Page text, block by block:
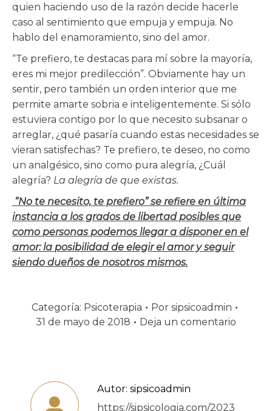
quien haciendo uso de la razón decide hacerle
caso al sentimiento que empuja y empuja. No
hablo del enamoramiento, sino del amor.
“Te prefiero, te destacas para mí sobre la mayoría,
eres mi mejor predilección”. Obviamente hay un
sentir, pero también un orden interior que me
permite amarte sobria e inteligentemente. Si sólo
estuviera contigo por lo que necesito subsanar o
arreglar, ¿qué pasaría cuando estas necesidades se
vieran satisfechas? Te prefiero, te deseo, no como
un analgésico, sino como pura alegría, ¿Cuál
alegría? La alegría de que existas.
“No te necesito, te prefiero” se refiere en última
instancia a los grados de libertad posibles que
como personas podemos llegar a disponer en el
amor: la posibilidad de elegir el amor y seguir
siendo dueños de nosotros mismos.
Categoría: Psicoterapia Por sipsicoadmin
31 de mayo de 2018
Deja un comentario
Autor: sipsicoadmin
https://sipsicologia.com/2023